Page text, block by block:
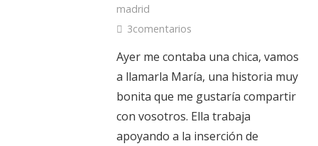
madrid
3comentarios
Ayer me contaba una chica, vamos
a llamarla María, una historia muy
bonita que me gustaría compartir
con vosotros. Ella trabaja
apoyando a la inserción de